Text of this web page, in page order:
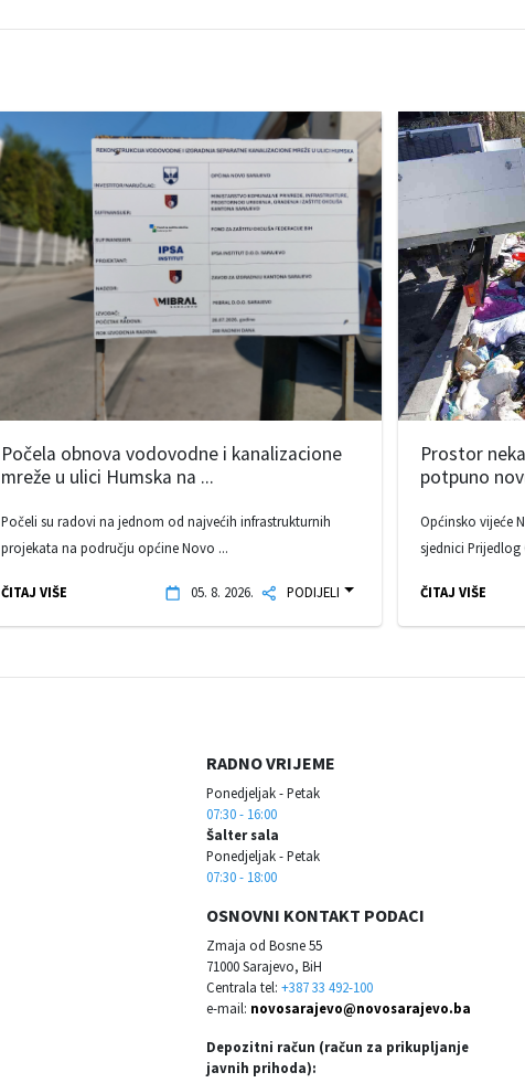
Počela obnova vodovodne i kanalizacione
mreže u ulici Humska na ...
Počeli su radovi na jednom od najvećih infrastrukturnih
projekata na području općine Novo ...
ČITAJ VIŠE 05. 8. 2026. PODIJELI
Prostor
potpuno
Općinsko vijeće
sjednici Prijedlog
ČITAJ VIŠE
RADNO VRIJEME
Ponedjeljak - Petak
07:30 - 16:00
Šalter sala
Ponedjeljak - Petak
07:30 - 18:00
OSNOVNI KONTAKT PODACI
Zmaja od Bosne 55
71000 Sarajevo, BiH
Centrala tel: +387 33 492-100
e-mail: novosarajevo@novosarajevo.ba
Depozitni račun (račun za prikupljanje
javnih prihoda):